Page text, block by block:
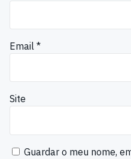
Email *
Site
Guardar o meu nome,